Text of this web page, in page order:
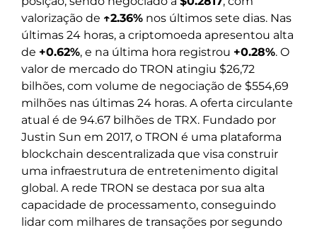
valorização de ↑2.36% nos últimos sete dias. Nas
últimas 24 horas, a criptomoeda apresentou alta
de +0.62%, e na última hora registrou +0.28%. O
valor de mercado do TRON atingiu $26,72
bilhões, com volume de negociação de $554,69
milhões nas últimas 24 horas. A oferta circulante
atual é de 94.67 bilhões de TRX. Fundado por
Justin Sun em 2017, o TRON é uma plataforma
blockchain descentralizada que visa construir
uma infraestrutura de entretenimento digital
global. A rede TRON se destaca por sua alta
capacidade de processamento, conseguindo
lidar com milhares de transações por segundo